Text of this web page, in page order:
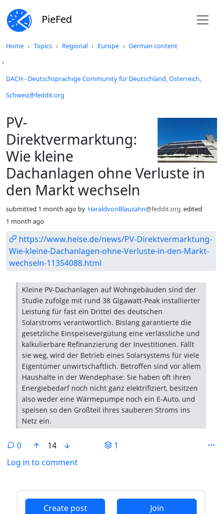
PieFed
Home Topics Regional Europe German content
DACH - Deutschsprachige Community für Deutschland, Österreich,
Schweiz@feddit.org
PV-
Direktvermarktung:
Wie kleine
Dachanlagen ohne Verluste in
den Markt wechseln
submitted 1 month ago by HaraldvonBlauzahn@feddit.org edited
1 month ago
https://www.heise.de/news/PV-Direktvermarktung-
Wie-kleine-Dachanlagen-ohne-Verluste-in-den-Markt-
wechseln-11354088.html
Kleine PV-Dachanlagen auf Wohngebäuden sind der
Studie zufolge mit rund 38 Gigawatt-Peak installierter
Leistung für fast ein Drittel des deutschen
Solarstroms verantwortlich. Bislang garantierte die
gesetzliche Einspeisevergütung eine verlässliche und
kalkulierbare Refinanzierung der Investitionen. Fällt
sie weg, wird der Betrieb eines Solarsystems für viele
Eigentümer unwirtschaftlich. Betroffen sind vor allem
Haushalte in der Wendephase: Sie haben oft ihren
Energiebedarf noch nicht ganz elektrifiziert, besitzen
also weder eine Wärmepumpe noch ein E-Auto, und
speisen so den Großteil ihres sauberen Stroms ins
Netz ein.
0 14
1
Log in to comment
Create post Join
Do not click this